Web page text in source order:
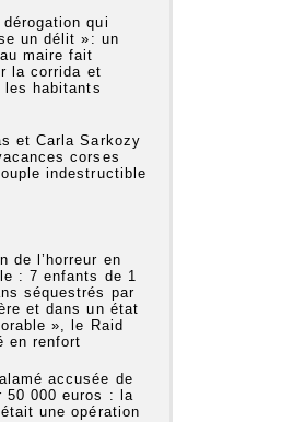
dérogation qui
un délit »: un
maire fait
la corrida et
les habitants
et Carla Sarkozy
corses
indestructible
de l’horreur en
: 7 enfants de 1
séquestrés par
et dans un état
», le Raid
en renfort
accusée de
50 000 euros : la
une opération